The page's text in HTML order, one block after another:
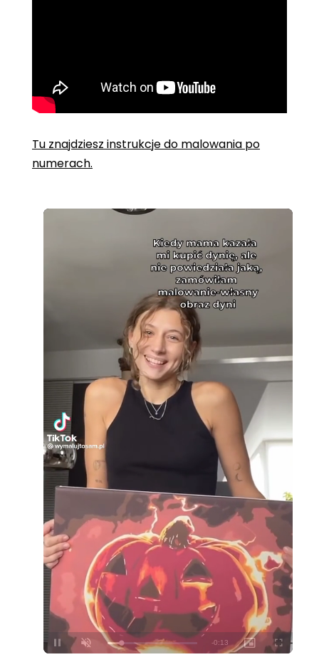
Tu znajdziesz instrukcje do malowania po
numerach.
Unmute Loaded:
100.00%